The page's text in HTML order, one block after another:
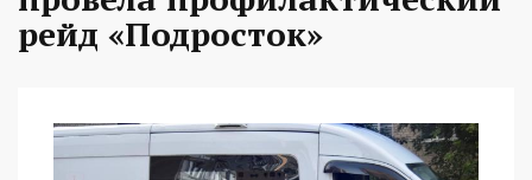
рейд «Подросток»